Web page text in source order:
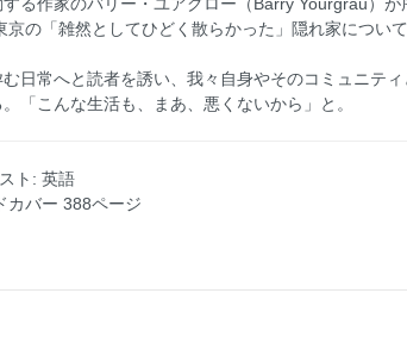
の「雑然としてひどく散らかった」隠れ家について
日常へと読者を誘い、我々自身やそのコミュニテ
「こんな生活も、まあ、悪くないから」と。
ト: 英語
カバー 388ページ